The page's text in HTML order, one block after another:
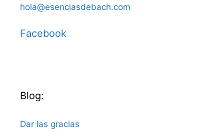
hola@esenciasdebach.com
Facebook
Blog:
Dar las gracias